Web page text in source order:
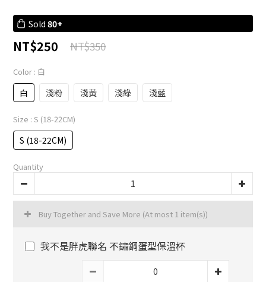
Sold 80+
NT$250 NT$350
Color : 白
白 淺粉 淺黃 淺綠 淺藍
Size : S (18-22CM)
S (18-22CM)
Quantity
Buy Together and Save More (At most 1 item(s))
我不是胖虎聯名 不鏽鋼蛋型保溫杯